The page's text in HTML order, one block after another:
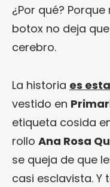
¿Por qué?
botox no deja
cerebro.
La historia es esta
vestido en
etiqueta cosida
rollo Ana Rosa
se queja de que
casi esclavista. Y